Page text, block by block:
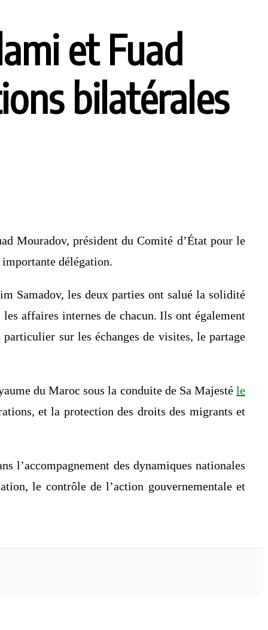
et Fuad
bilatérales
Mouradov, président du Comité d’État pour le
délégation.
Samadov, les deux parties ont salué la solidité
affaires internes de chacun. Ils ont également
sur les échanges de visites, le partage
du Maroc sous la conduite de Sa Majesté le
et la protection des droits des migrants et
l’accompagnement des dynamiques nationales
le contrôle de l’action gouvernementale et